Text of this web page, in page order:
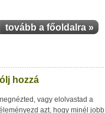
tovább a főoldalra »
hozzá
vagy elolvastad a
azt, hogy minél jobb